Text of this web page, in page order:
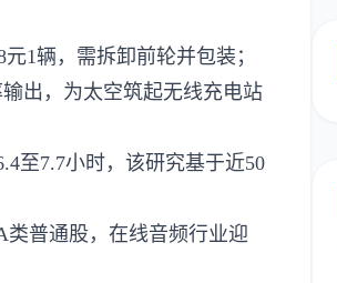
1辆，需拆卸前轮并包装；
出，为太空筑起无线充电站
至7.7小时，该研究基于近50
类普通股，在线音频行业迎